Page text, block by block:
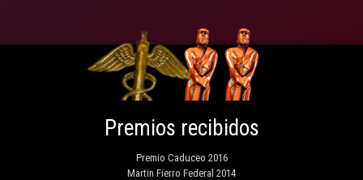
Premios recibidos
Premio Caduceo 2016
Martin Fierro Federal 2014